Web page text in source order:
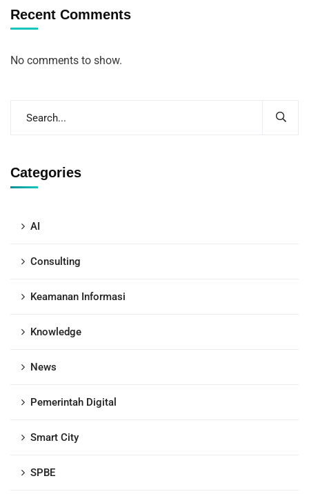
Recent Comments
No comments to show.
Categories
AI
Consulting
Keamanan Informasi
Knowledge
News
Pemerintah Digital
Smart City
SPBE